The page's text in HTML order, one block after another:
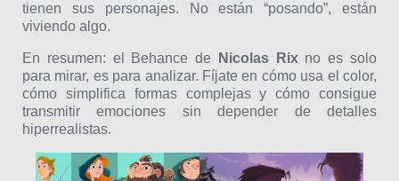
tienen sus personajes. No están “posando”, están
viviendo algo.
En resumen: el Behance de Nicolas Rixno es solo
para mirar, es para analizar. Fíjate en cómo usa el color,
cómo simplifica formas complejas y cómo consigue
transmitir emociones sin depender de detalles
hiperrealistas.